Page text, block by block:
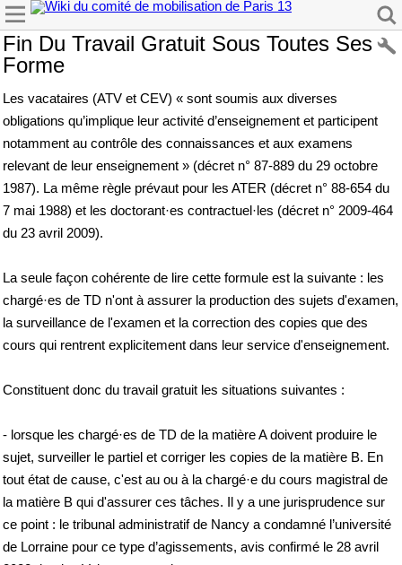
Fin Du Travail Gratuit Sous Toutes Ses
Forme
Les vacataires (ATV et CEV) « sont soumis aux diverses
obligations qu’implique leur activité d’enseignement et participent
notamment au contrôle des connaissances et aux examens
relevant de leur enseignement » (décret n° 87-889 du 29 octobre
1987). La même règle prévaut pour les ATER (décret n° 88-654 du
7 mai 1988) et les doctorant·es contractuel·les (décret n° 2009-464
du 23 avril 2009).
La seule façon cohérente de lire cette formule est la suivante : les
chargé·es de TD n'ont à assurer la production des sujets d'examen,
la surveillance de l'examen et la correction des copies que des
cours qui rentrent explicitement dans leur service d'enseignement.
Constituent donc du travail gratuit les situations suivantes :
- lorsque les chargé·es de TD de la matière A doivent produire le
sujet, surveiller le partiel et corriger les copies de la matière B. En
tout état de cause, c'est au ou à la chargé·e du cours magistral de
la matière B qui d'assurer ces tâches. Il y a une jurisprudence sur
ce point : le tribunal administratif de Nancy a condamné l’université
de Lorraine pour ce type d’agissements, avis confirmé le 28 avril